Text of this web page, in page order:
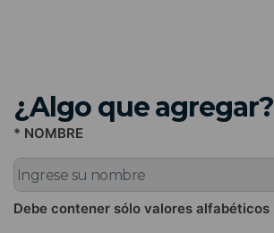
¿Algo que agregar?
* NOMBRE
Debe contener sólo valores alfabéticos